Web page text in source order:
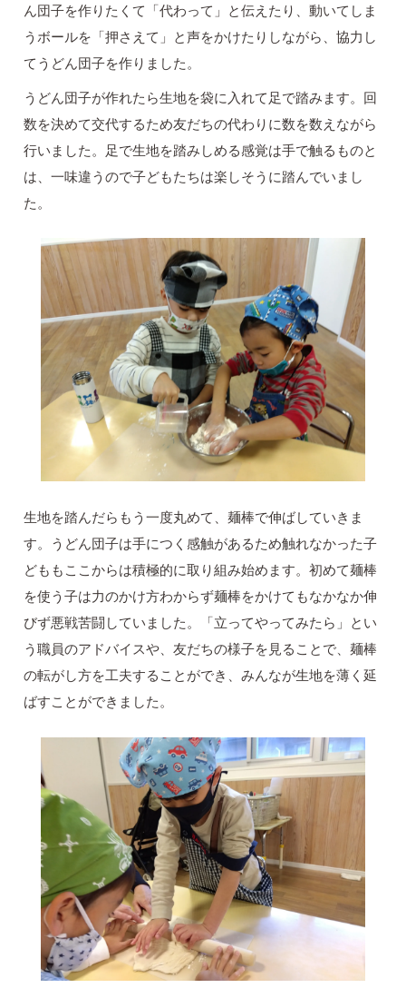
ん団子を作りたくて「代わって」と伝えたり、動いてしま
うボールを「押さえて」と声をかけたりしながら、協力し
てうどん団子を作りました。
うどん団子が作れたら生地を袋に入れて足で踏みます。回
数を決めて交代するため友だちの代わりに数を数えながら
行いました。足で生地を踏みしめる感覚は手で触るものと
は、一味違うので子どもたちは楽しそうに踏んでいまし
た。
生地を踏んだらもう一度丸めて、麺棒で伸ばしていきま
す。うどん団子は手につく感触があるため触れなかった子
どももここからは積極的に取り組み始めます。初めて麺棒
を使う子は力のかけ方わからず麺棒をかけてもなかなか伸
びず悪戦苦闘していました。「立ってやってみたら」とい
う職員のアドバイスや、友だちの様子を見ることで、麺棒
の転がし方を工夫することができ、みんなが生地を薄く延
ばすことができました。